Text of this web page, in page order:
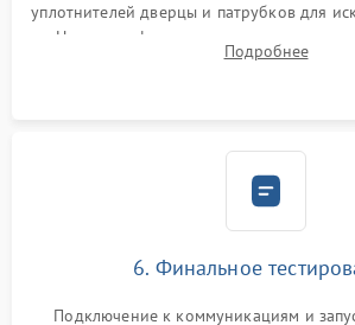
уплотнителей дверцы и патрубков для
Надежная фиксация хомутов
сборка корпуса и установка
Подробнее
6. Финальное
Подключение к коммуникациям и